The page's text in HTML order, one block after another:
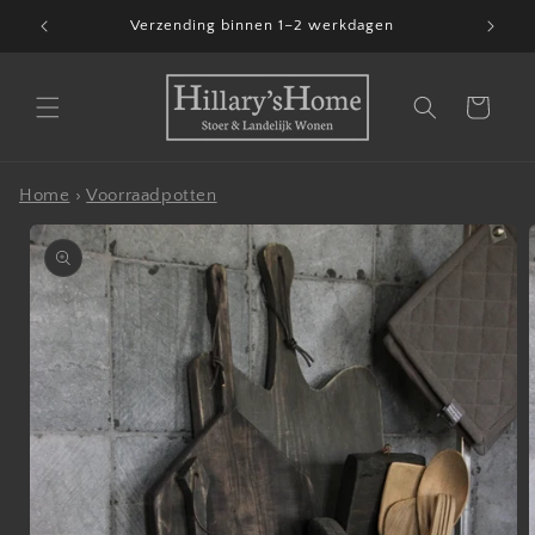
naar de
Verzending binnen 1–2 werkdagen
Winkelwagen
Home › Voorraadpotten
direct naar